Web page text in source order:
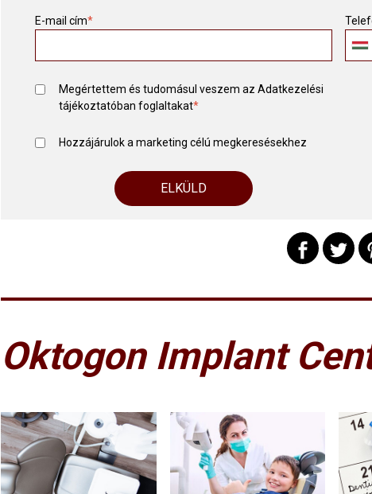
E-mail cím*
Megértettem és tudomásul veszem az Adatkezelési
tájékoztatóban foglaltakat*
Hozzájárulok a marketing célú megkeresésekhez
Oktogon Implant